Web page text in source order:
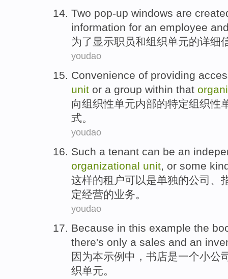
Two pop-up windows are
information for an employee
为了 显示职员和组织单元的详细
youdao
Convenience of providing
unit or a group within that
向组织性单元内部的特定组织性
式。
youdao
Such a tenant can be an
organizational unit, or some
这样的租户可以是单独的公司 、
定经营的业务。
youdao
Because in this example the
there's only a sales and an
因为本示例 中 ， 书店是一个小公
织单元。